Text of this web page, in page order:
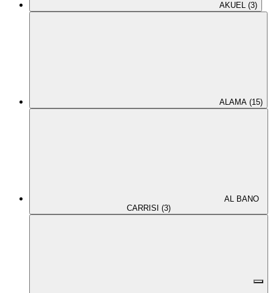
AKUEL (3)
ALAMA (15)
AL BANO
CARRISI (3)